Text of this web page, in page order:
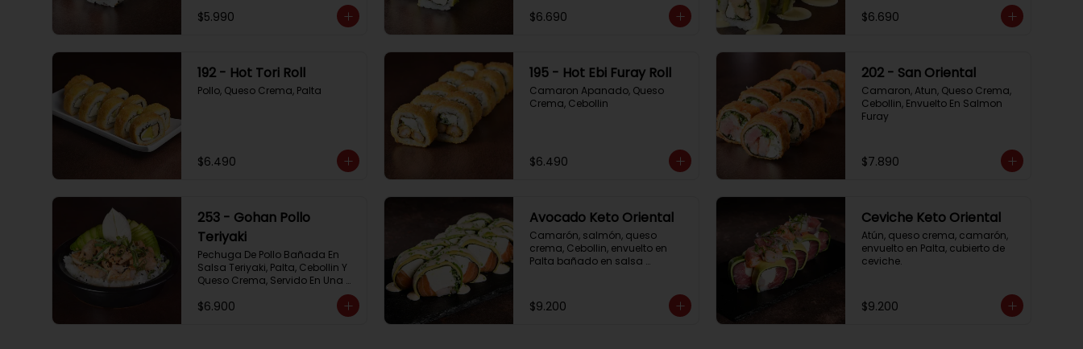
$5.990 $6.690 $6.690
192 - Hot Tori Roll
Pollo, Queso Crema, Palta
$6.490
195 - Hot Ebi Furay Roll
Camaron Apanado, Queso
Crema, Cebollin
$6.490
202 - San Oriental
Camaron, Atun, Queso Crema,
Cebollin, Envuelto En Salmon
Furay
$7.890
253 - Gohan Pollo
Teriyaki
Pechuga De Pollo Bañada En
Salsa Teriyaki, Palta, Cebollin Y
Queso Crema, Servido En Una
$6.900
Avocado Keto Oriental
Camarón, salmón, queso
crema, Cebollin, envuelto en
Palta bañado en salsa
$9.200
Ceviche Keto Oriental
Atún, queso crema, camarón,
envuelto en Palta, cubierto de
ceviche.
$9.200